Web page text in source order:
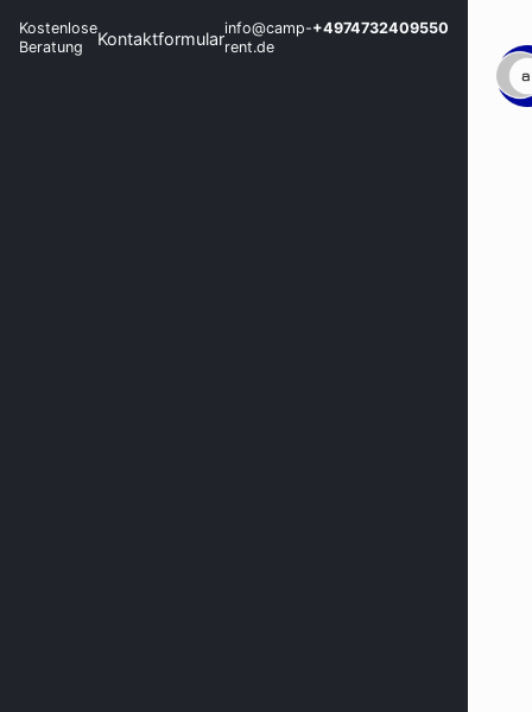
Kostenlose
Beratung
Kontaktformularinfo@camp-
rent.de
+4974732409550